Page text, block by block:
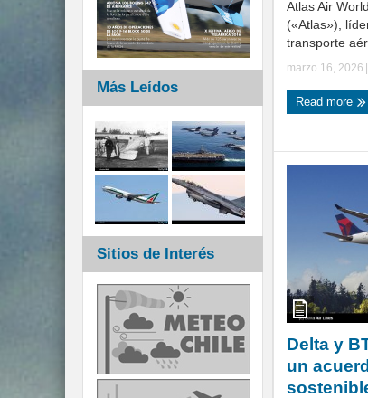
Atlas Air
(«Atlas»),
transporte
marzo 16, 2026
Read more
Delta y
un
Más Leídos
Sitios de Interés